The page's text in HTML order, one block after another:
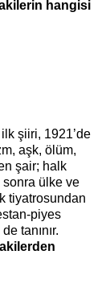
hangisi
şiiri, 1921’de
aşk, ölüm,
şair; halk
sonra ülke ve
tiyatrosundan
piyes
tanınır.